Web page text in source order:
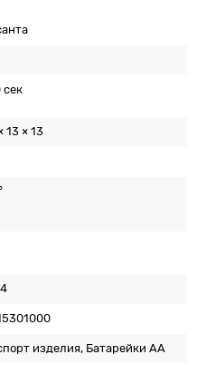
сек
13 × 13
изделия, Батарейки АА